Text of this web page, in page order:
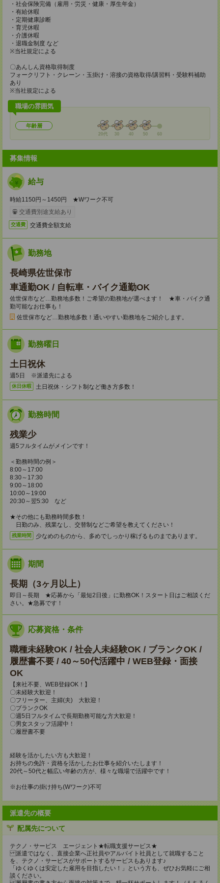
・社会保険完備（雇用・労災・健康・厚生年金）
・有給休暇
・定期健康診断
・育児休暇
・介護休暇
・退職金制度 など
※当社規定による
〇あんしん資格取得制度
フォークリフト・クレーン・玉掛け・溶接の資格取得/講習料・受験料補助
あり
※当社規定による
職場の雰囲気
年齢層
20代 30 40 50 60
募集情報
給与
時給1150円～1450円 ★Wワーク不可
交通費別途支給あり
交通費 交通費全額支給
勤務地
長崎県佐世保市
車通勤OK / 自転車・バイク通勤OK
佐世保市など…勤務地多数！ご希望の勤務地が選べます！ ★車・バイク通
勤可能なお仕事も！
佐世保市など…勤務地多数！通いやすい勤務地をご紹介します。
勤務曜日
土日祝休
週5日 ※派遣先による
休日休暇 土日祝休・シフト制など働き方多数！
勤務時間
残業少
週5フルタイムがメインです！
＜勤務時間の例＞
8:00～17:00
8:30～17:30
9:00～18:00
10:00～19:00
20:30～翌5:30 など
★その他にも勤務時間多数！
日勤のみ、残業なし、交替制などご希望を教えてください！
残業時間 少なめのものから、多めでしっかり稼げるものまであります。
期間
長期（3ヶ月以上）
即日～長期 ★応募から「最短2日後」に勤務OK！スタート日はご相談くだ
さい。★急募です！
応募資格・条件
職種未経験OK / 社会人未経験OK / ブランクOK /
履歴書不要 / 40～50代活躍中 / WEB登録・面接
OK
【来社不要、WEB登録OK！】
〇未経験大歓迎！
〇フリーター、主婦(夫) 大歓迎！
〇ブランクOK
〇週5日フルタイムで長期勤務可能な方大歓迎！
〇男女スタッフ活躍中！
〇履歴書不要
経験を活かしたい方も大歓迎！
お持ちの免許・資格を活かしたお仕事を紹介いたします！
20代～50代と幅広い年齢の方が、様々な職場で活躍中です！
※お仕事の掛け持ち(Wワーク)不可
派遣先の概要
配属先について
テクノ・サービス エージェント★転職支援サービス★
派遣ではなく、直接企業へ正社員やアルバイト社員として就職すること
を、テクノ・サービスがサポートするサービスもあります♪
「ゆくゆくは安定した雇用を目指したい！」という方も、ぜひお気軽にご相
談ください。